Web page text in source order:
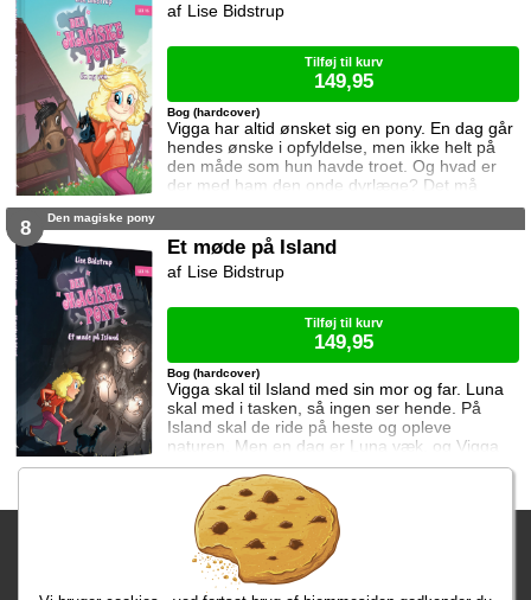
Vigga har altid ønsket sig en pony. En dag går
hendes ønske i opfyldelse, men ikke helt på
den måde som hun havde troet. Og hvad er
der med ham den onde dyrlæge? Det må
Vigga finde ud af.
Bog (hardcover)
Lise Bidstrup
Tilføj til kurv
149,95
8 Den magiske pony
Et møde på Island
Vigga skal til Island med sin mor og far. Luna
skal med i tasken, så ingen ser hende. På
Island skal de ride på heste og opleve
naturen. Men en dag er Luna væk, og Vigga
må ud at lede efter hende. Hvor mon den lille
pony er?
Bog (hardcover)
Lise Bidstrup
Tilføj til kurv
149,95
Fragtgebyret er DKK 59,95 • Fragtgebyret bortfalder ved køb over
DKK 299,00